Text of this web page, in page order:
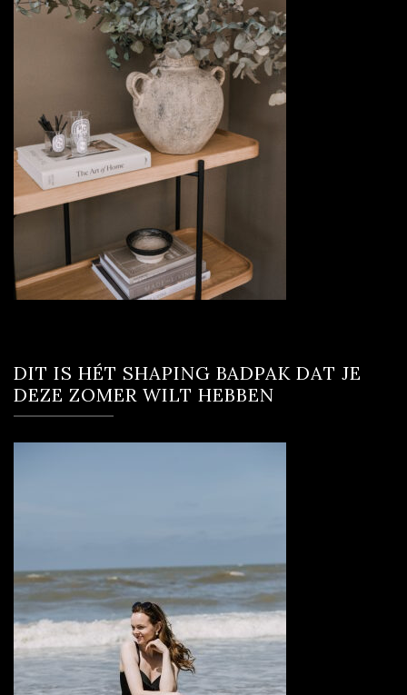
DIT IS HÉT SHAPING BADPAK DAT JE
DEZE ZOMER WILT HEBBEN